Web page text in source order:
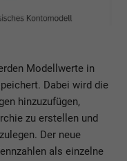
Modellwerte in
Dabei wird die
hinzuzufügen,
zu erstellen und
Der neue
als einzelne